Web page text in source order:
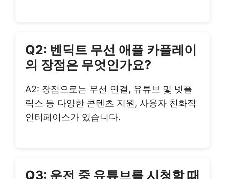
Q2: 벤딕트 무선 애플 카플레이
의 장점은 무엇인가요?
A2: 장점으로는 무선 연결, 유튜브 및 넷플
릭스 등 다양한 콘텐츠 지원, 사용자 친화적
인터페이스가 있습니다.
Q3: 운전 중 유튜브를 시청할 때